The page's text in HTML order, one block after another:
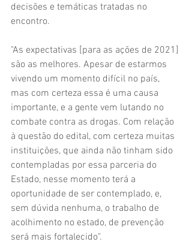
decisões e temáticas tratadas no
encontro.
"As expectativas [para as ações de 2021]
são as melhores. Apesar de estarmos
vivendo um momento difícil no país,
mas com certeza essa é uma causa
importante, e a gente vem lutando no
combate contra as drogas. Com relação
à questão do edital, com certeza muitas
instituições, que ainda não tinham sido
contempladas por essa parceria do
Estado, nesse momento terá a
oportunidade de ser contemplado, e,
sem dúvida nenhuma, o trabalho de
acolhimento no estado, de prevenção
será mais fortalecido".